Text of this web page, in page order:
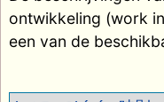
ontwikkeling (work
een van de